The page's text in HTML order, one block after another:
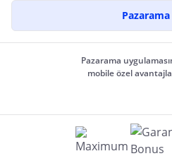
Pazarama
mobile özel